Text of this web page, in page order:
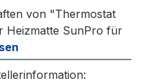
von "Thermostat
Heizmatte SunPro für